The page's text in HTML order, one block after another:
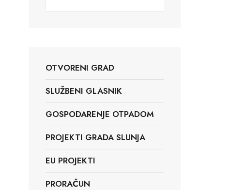
OTVORENI GRAD
SLUŽBENI GLASNIK
GOSPODARENJE OTPADOM
PROJEKTI GRADA SLUNJA
EU PROJEKTI
PRORAČUN